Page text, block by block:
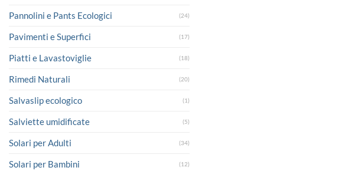
Pannolini e Pants Ecologici (24)
Pavimenti e Superfici (17)
Piatti e Lavastoviglie (18)
Rimedi Naturali (20)
Salvaslip ecologico (1)
Salviette umidificate (5)
Solari per Adulti (34)
Solari per Bambini (12)